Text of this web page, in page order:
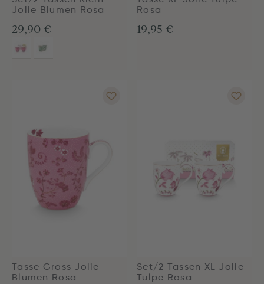
Jolie Blumen Rosa
29,90 €
Rosa
19,95 €
Tasse Gross Jolie
Blumen Rosa
Set/2 Tassen XL Jolie
Tulpe Rosa